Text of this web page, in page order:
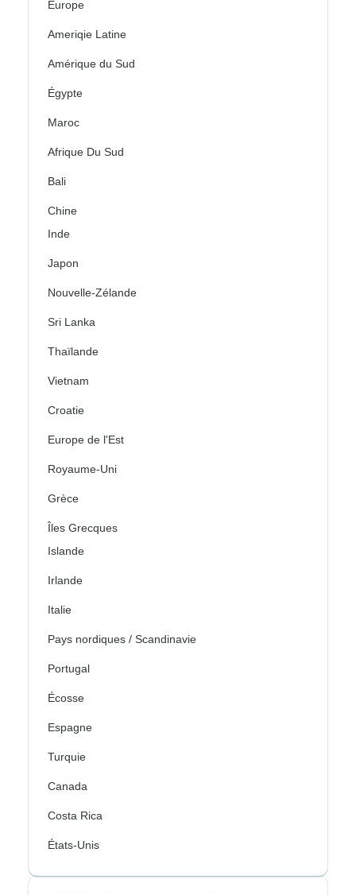
Europe
Ameriqie Latine
Amérique du Sud
Égypte
Maroc
Afrique Du Sud
Bali
Chine
Inde
Japon
Nouvelle-Zélande
Sri Lanka
Thaïlande
Vietnam
Croatie
Europe de l'Est
Royaume-Uni
Grèce
Îles Grecques
Islande
Irlande
Italie
Pays nordiques / Scandinavie
Portugal
Écosse
Espagne
Turquie
Canada
Costa Rica
États-Unis